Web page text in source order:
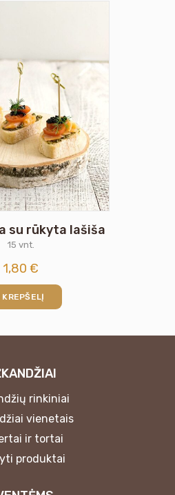
su rūkyta lašiša
15 vnt.
1,80 €
KREPŠELĮ
rinkiniai
vienetais
ir tortai
produktai